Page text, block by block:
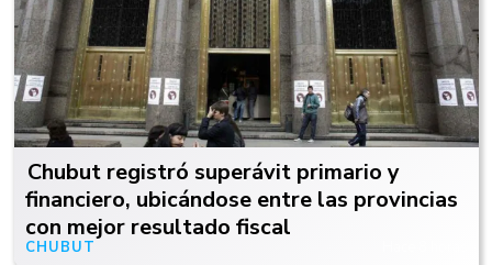
Chubut registró superávit primario y
financiero, ubicándose entre las provincias
con mejor resultado fiscal
CHUBUT